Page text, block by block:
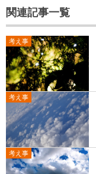
関連記事一覧
考え事
考え事
考え事